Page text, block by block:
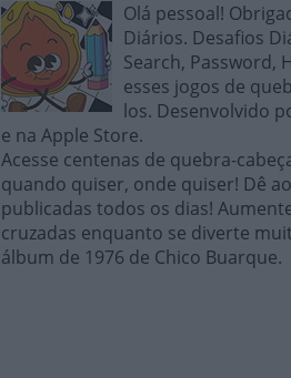
Olá pessoal!
Diários. Desafios
Search, Password,
esses jogos de
los. Desenvolvido
e na Apple Store.
Acesse centenas de quebra-
quando quiser, onde quiser! Dê
publicadas todos os dias!
cruzadas enquanto se diverte
álbum de 1976 de Chico Buarque.